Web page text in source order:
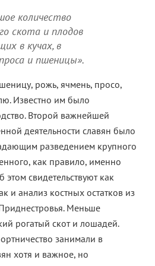
количество
скота и плодов
в кучах, в
и пшеницы».
рожь, ячмень, просо,
Известно им было
Второй важнейшей
деятельности славян было
разведением крупного
как правило, именно
свидетельствуют как
и анализ костных остатков из
Меньше
рогатый скот и лошадей.
занимали в
хотя и важное, но